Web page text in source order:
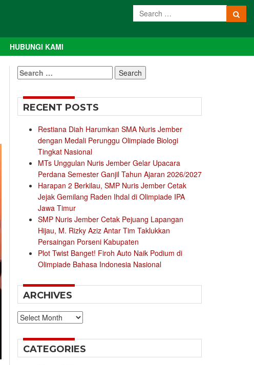
HUBUNGI KAMI
Search
for:
RECENT POSTS
Restiana Diah Harumkan SMA Nuris Jember
dengan Medali Perunggu Olimpiade Biologi
Tingkat Nasional
MTs Unggulan Nuris Jember Gelar Upacara
Perdana Semester Ganjil Tahun Ajaran 2026/2027
Harapan 2 Berkilau, SMP Nuris Jember Cetak
Jejak Gemilang Raden Ihdal di Olimpiade IPA
Jawa Timur
SMP Nuris Jember Cetak Pejuang Lapangan
Hijau, M. Rizky Aziz Antar Tim Taklukkan
Persaingan Porseni Kabupaten
Plot Twist Banget! Firoh Auto Naik Podium di
Olimpiade Bahasa Indonesia Nasional
ARCHIVES
Archives
CATEGORIES